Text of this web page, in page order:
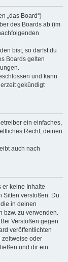
„das Board“)
des Boards ab (im
bist, so darfst du
Boards gelten
und kann
gekündigt
ein einfaches,
Recht, deinen
auch nach
er keine Inhalte
Sitten verstoßen. Du
in deinen
zu verwenden.
Verstößen gegen
veröffentlichten
zeitweise oder
und dir ein